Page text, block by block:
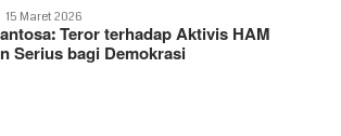
15 Maret 2026
Teror terhadap Aktivis HAM
Serius bagi Demokrasi